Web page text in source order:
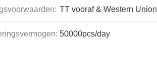
TT vooraf & Western Union
50000pcs/day